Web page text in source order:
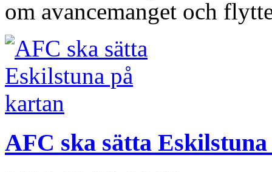
om avancemanget och
AFC ska sätta